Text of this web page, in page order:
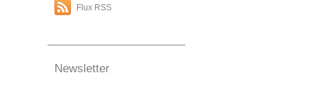
Flux RSS
Newsletter